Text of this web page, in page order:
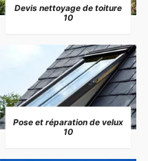
Devis nettoyage de toiture
10
Pose et réparation de velux
10